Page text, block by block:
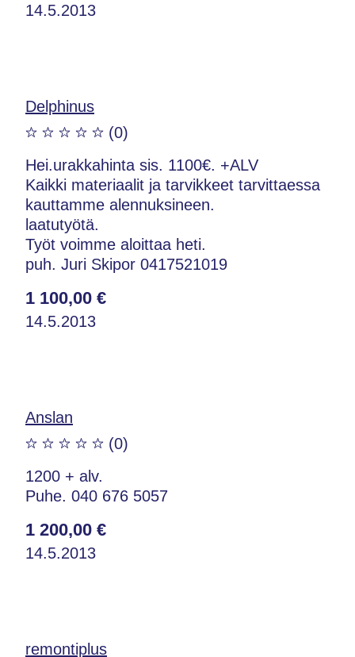
14.5.2013
Delphinus
(0)
Hei.urakkahinta sis. 1100€. +ALV
Kaikki materiaalit ja tarvikkeet tarvittaessa
kauttamme alennuksineen.
laatutyötä.
Työt voimme aloittaa heti.
puh. Juri Skipor 0417521019
1 100,00 €
14.5.2013
Anslan
(0)
1200 + alv.
Puhe. 040 676 5057
1 200,00 €
14.5.2013
remontiplus